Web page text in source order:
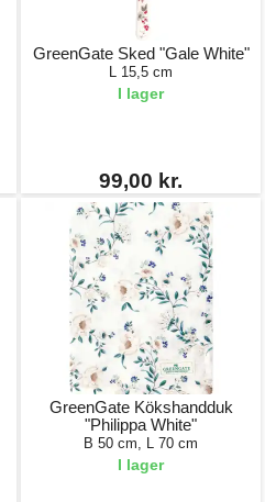
GreenGate Sked "Gale White"
L 15,5 cm
I lager
99,00 kr.
GreenGate Kökshandduk
"Philippa White"
B 50 cm, L 70 cm
I lager